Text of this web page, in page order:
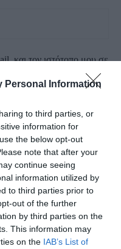
Personal Information
to third parties, or
information for
the below opt-out
note that after your
continue seeing
information utilized by
to third parties prior to
out of the further
by third parties on the
This information may
on the IAB’s List of
και τον ιστότοπο μου σε
που θα σχολιάσω.